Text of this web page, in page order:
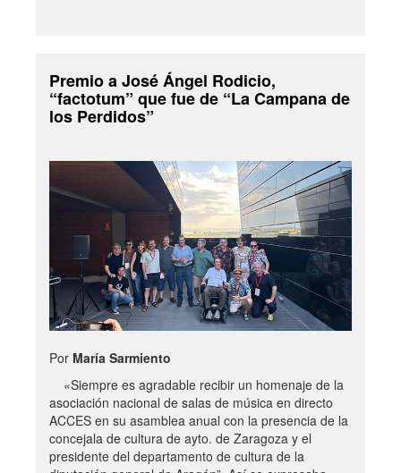
Premio a José Ángel Rodicio,
“factotum” que fue de “La Campana de
los Perdidos”
Por María Sarmiento
«Siempre es agradable recibir un homenaje de la
asociación nacional de salas de música en directo
ACCES en su asamblea anual con la presencia de la
concejala de cultura de ayto. de Zaragoza y el
presidente del departamento de cultura de la